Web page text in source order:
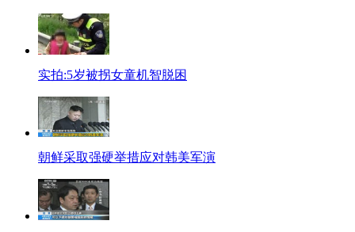
实拍:5岁被拐女童机智脱困
朝鲜采取强硬举措应对韩美军演